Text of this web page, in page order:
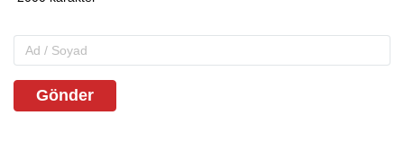
Gönder